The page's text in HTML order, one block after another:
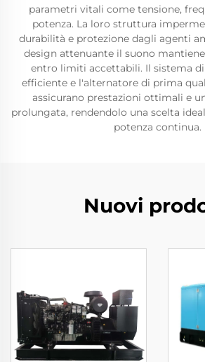
parametri vitali come tensione,
potenza. La loro struttura
durabilità e protezione dagli agenti
design attenuante il suono
entro limiti accettabili. Il sistema
efficiente e l'alternatore di prima
assicurano prestazioni ottimali e
prolungata, rendendolo una scelta
potenza continua.
Nuovi